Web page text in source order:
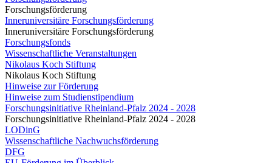
Forschungsförderung
Inneruniversitäre Forschungsförderung
Inneruniversitäre Forschungsförderung
Forschungsfonds
Wissenschaftliche Veranstaltungen
Nikolaus Koch Stiftung
Nikolaus Koch Stiftung
Hinweise zur Förderung
Hinweise zum Studienstipendium
Forschungsinitiative Rheinland-Pfalz 2024 - 2028
Forschungsinitiative Rheinland-Pfalz 2024 - 2028
LODinG
Wissenschaftliche Nachwuchsförderung
DFG